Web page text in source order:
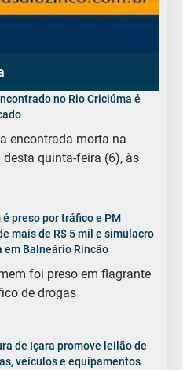
no Rio Criciúma é
encontrada morta na
desta quinta-feira (6), às
é preso por tráfico e PM
mais de R$ 5 mil e simulacro
em Balneário Rincão
foi preso em flagrante
de drogas
de Içara promove leilão de
veículos e equipamentos